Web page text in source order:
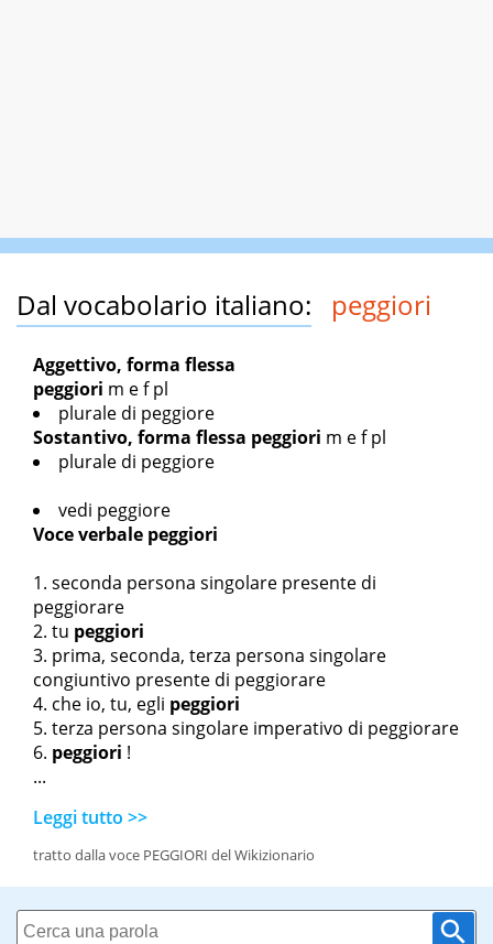
Dal vocabolario italiano: peggiori
Aggettivo, forma flessa
peggiori m e f pl
plurale di peggiore
Sostantivo, forma flessa peggiori m e f pl
plurale di peggiore
vedi peggiore
Voce verbale peggiori
seconda persona singolare presente di
peggiorare
tu peggiori
prima, seconda, terza persona singolare
congiuntivo presente di peggiorare
che io, tu, egli peggiori
terza persona singolare imperativo di peggiorare
peggiori !
...
Leggi tutto >>
tratto dalla voce PEGGIORI del Wikizionario